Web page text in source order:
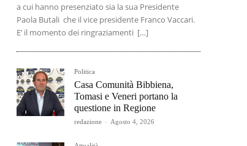
a cui hanno presenziato sia la sua Presidente
Paola Butali che il vice presidente Franco Vaccari.
E’ il momento dei ringraziamenti […]
Politica
Casa Comunità Bibbiena,
Tomasi e Veneri portano la
questione in Regione
redazione - Agosto 4, 2026